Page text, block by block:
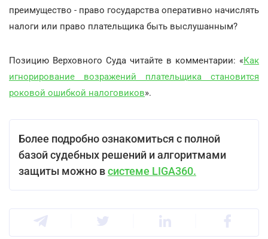
преимущество - право государства оперативно начислять
налоги или право плательщика быть выслушанным?
Позицию Верховного Суда читайте в комментарии: «Как
игнорирование возражений плательщика становится
роковой ошибкой налоговиков».
Более подробно ознакомиться с полной
базой судебных решений и алгоритмами
защиты можно всистеме LIGA360.